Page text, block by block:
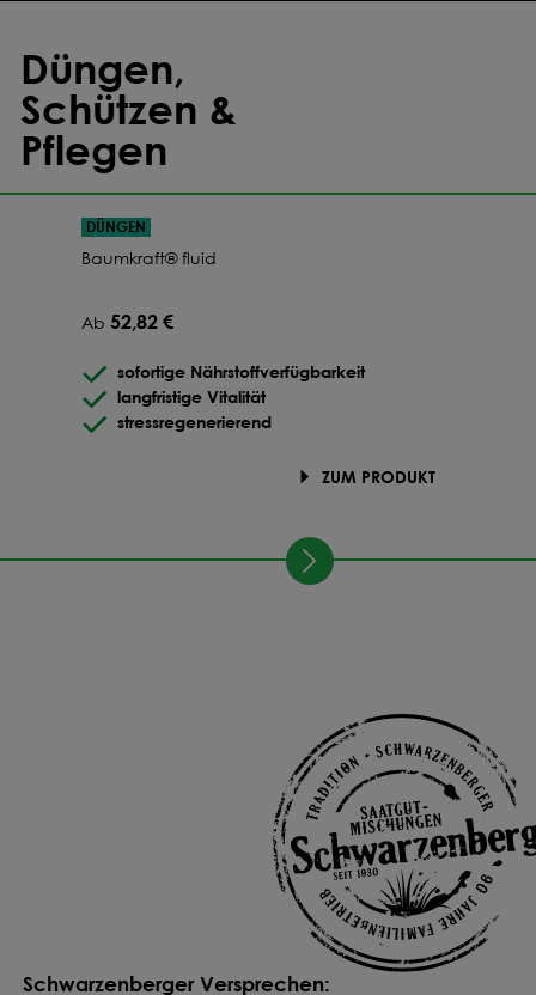
Düngen,
Schützen &
Pflegen
DÜNGEN
Baumkraft® fluid
Ab 52,82 €
sofortige Nährstoffverfügbarkeit
langfristige Vitalität
stressregenerierend
ZUM PRODUKT
Schwarzenberger Versprechen: